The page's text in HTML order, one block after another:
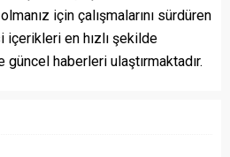
için çalışmalarını sürdüren
içerikleri en hızlı şekilde
haberleri ulaştırmaktadır.